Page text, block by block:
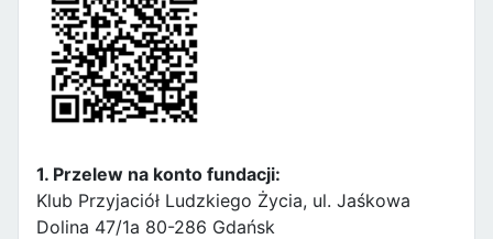
1. Przelew na konto fundacji:
Klub Przyjaciół Ludzkiego Życia, ul. Jaśkowa
Dolina 47/1a 80-286 Gdańsk